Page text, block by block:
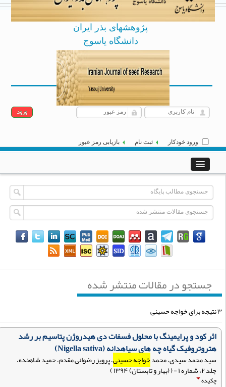
پژوهشهای بذر ایران
دانشگاه یاسوج
|
English
[Archive ]
ورود خودکار ثبت نام بازیابی رمز عبور
جستجو در مقالات منتشر شده
اثر کود و پرایمینگ با محلول فسفات دی هیدروژن پتاسیم بر رشد
هتروتروفیک گیاه چه های سیاهدانه (Nigella sativa)
سید محمد سیدی، محمدخواجه حسینی، پرویز رضوانی مقدم، حمید شاهنده،
جلد ۲، شماره ۱ - ( (بهار و تابستان) ۱۳۹۴ )
چکیده